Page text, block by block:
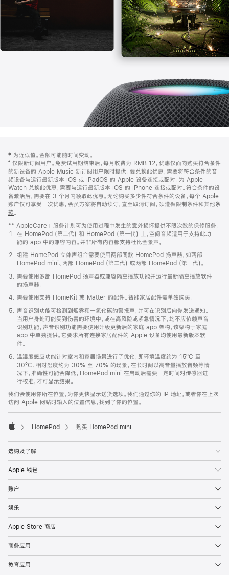
页
页
脚
注
‡ 为近似值。金额可能随时间变动。
⁺ 仅限新订阅用户。免费试用期结束后，每月收费为 RMB 12。优惠仅面向购买符合条件
的新设备的 Apple Music 新订阅用户限时提供。要兑换此优惠，需要将符合条件的音
频设备与运行最新版本 iOS 或 iPadOS 的 Apple 设备连接或配对。为 Apple
Watch 兑换此优惠，需要与运行最新版本 iOS 的 iPhone 连接或配对。符合条件的设
备激活后，需要在 3 个月内领取此优惠。无论购买多少件符合条件的设备，每个 Apple
账户仅可享受一次优惠。会员方案将自动续订，直至取消订阅。须遵循限制条件和其他条
款。
窗
口
中
打
开)
** AppleCare+ 服务计划可为使用过程中发生的意外损坏提供不限次数的保修服务。
在 HomePod (第二代) 和 HomePod (第一代) 上，空间音频适用于支持此功
能的 app 中的兼容内容。并非所有内容都支持杜比全景声。
组建 HomePod 立体声组合需要使用两部同款 HomePod 扬声器，如两部
HomePod mini、两部 HomePod (第二代) 或两部 HomePod (第一代)。
需要使用多部 HomePod 扬声器或兼容隔空播放功能并运行最新隔空播放软件
的扬声器。
需要使用支持 HomeKit 或 Matter 的配件。智能家居配件需单独购买。
声音识别功能可检测到烟雾和一氧化碳的警报声，并可在识别后向你发送通知。
当用户身处可能受到伤害的环境中，或在高风险或紧急情况下，均不应依赖声音
识别功能。声音识别功能需要使用升级更新后的家庭 app 架构，该架构于家庭
app 中单独提供。它要求所有连接家居配件的 Apple 设备均使用最新版本软
件。
温湿度感应功能针对室内和家居场景进行了优化，即环境温度约为 15ºC 至
30ºC、相对湿度约为 30% 至 70% 的场景。在长时间以高音量播放音频等情
况下，准确性可能会降低。HomePod mini 在启动后需要一定时间对传感器进
行校准，才可显示结果。
我们会使用你所在位置，为你更快显示送货选项。我们通过你的 IP 地址，或者你在上次
访问 Apple 网站时输入的位置信息，找到了你的位置。
HomePod 购买 HomePod mini
选购及了解
Apple 钱包
账户
娱乐
Apple Store 商店
商务应用
教育应用